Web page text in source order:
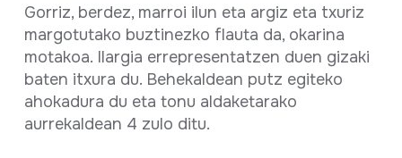
Gorriz, berdez, marroi ilun eta argiz eta txuriz
margotutako buztinezko flauta da, okarina
motakoa. Ilargia errepresentatzen duen gizaki
baten itxura du. Behekaldean putz egiteko
ahokadura du eta tonu aldaketarako
aurrekaldean 4 zulo ditu.